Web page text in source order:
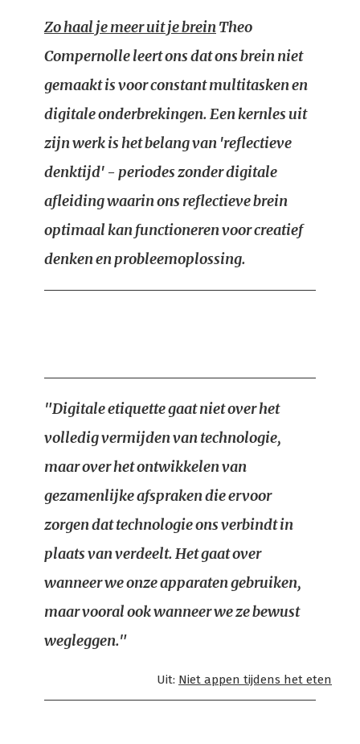
Zo haal je meer uit je breinTheo
Compernolle leert ons dat ons brein niet
gemaakt is voor constant multitasken en
digitale onderbrekingen. Een kernles uit
zijn werk is het belang van 'reflectieve
denktijd' - periodes zonder digitale
afleiding waarin ons reflectieve brein
optimaal kan functioneren voor creatief
denken en probleemoplossing.
"Digitale etiquette gaat niet over het
volledig vermijden van technologie,
maar over het ontwikkelen van
gezamenlijke afspraken die ervoor
zorgen dat technologie ons verbindt in
plaats van verdeelt. Het gaat over
wanneer we onze apparaten gebruiken,
maar vooral ook wanneer we ze bewust
wegleggen."
Uit: Niet appen tijdens het eten